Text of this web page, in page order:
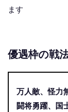
ます
優遇枠の戦
万人敵、怪力
闘将勇躍、国